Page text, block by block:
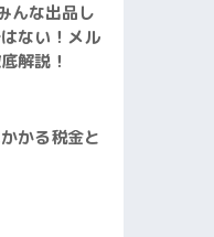
んな出品し
ない！メル
解説！
かる税金と